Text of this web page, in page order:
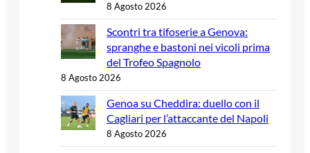
8 Agosto 2026
Scontri tra tifoserie a Genova:
spranghe e bastoni nei vicoli prima
del Trofeo Spagnolo
8 Agosto 2026
Genoa su Cheddira: duello con il
Cagliari per l’attaccante del Napoli
8 Agosto 2026